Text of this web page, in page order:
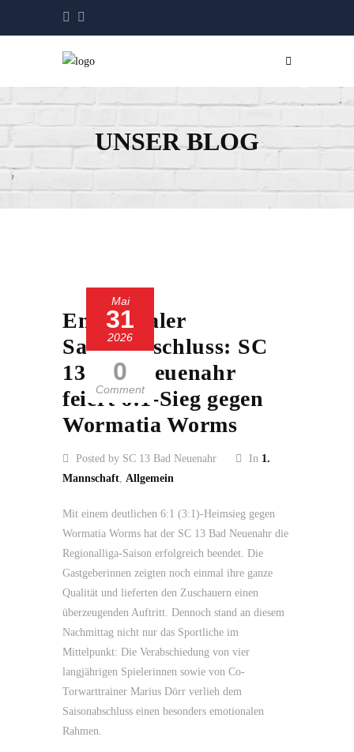
UNSER BLOG
Mai
31
2026
0
Comment
Emotionaler
Saisonabschluss: SC
13 Bad Neuenahr
feiert 6:1-Sieg gegen
Wormatia Worms
Posted by SC 13 Bad Neuenahr In 1.
Mannschaft, Allgemein
Mit einem deutlichen 6:1 (3:1)-Heimsieg gegen
Wormatia Worms hat der SC 13 Bad Neuenahr die
Regionalliga-Saison erfolgreich beendet. Die
Gastgeberinnen zeigten noch einmal ihre ganze
Qualität und lieferten den Zuschauern einen
überzeugenden Auftritt. Dennoch stand an diesem
Nachmittag nicht nur das Sportliche im
Mittelpunkt: Die Verabschiedung von vier
langjährigen Spielerinnen sowie von Co-
Torwarttrainer Marius Dörr verlieh dem
Saisonabschluss einen besonders emotionalen
Rahmen.